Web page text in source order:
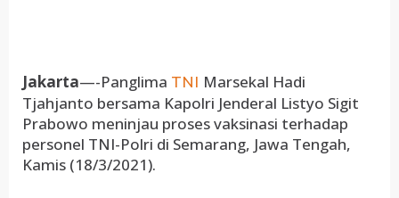
Jakarta—-Panglima TNI Marsekal Hadi
Tjahjanto bersama Kapolri Jenderal Listyo Sigit
Prabowo meninjau proses vaksinasi terhadap
personel TNI-Polri di Semarang, Jawa Tengah,
Kamis (18/3/2021).